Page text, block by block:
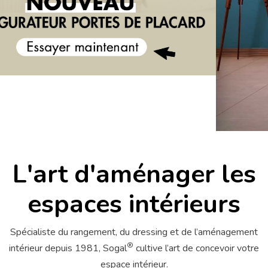
L'art d'aménager les
espaces intérieurs
Spécialiste du rangement, du dressing et de l’aménagement
intérieur depuis 1981, Sogal® cultive l’art de concevoir votre
espace intérieur.